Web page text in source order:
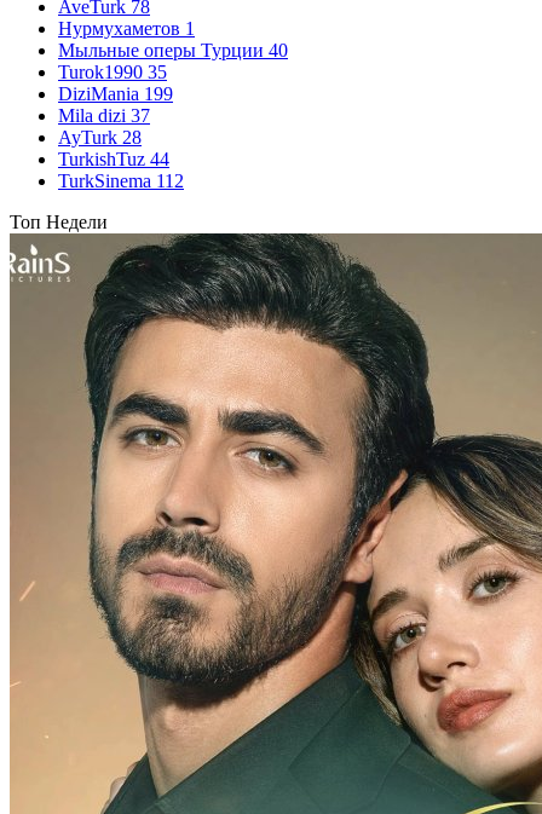
AveTurk 78
Нурмухаметов 1
Мыльные оперы Турции 40
Turok1990 35
DiziMania 199
Mila dizi 37
AyTurk 28
TurkishTuz 44
TurkSinema 112
Топ Недели